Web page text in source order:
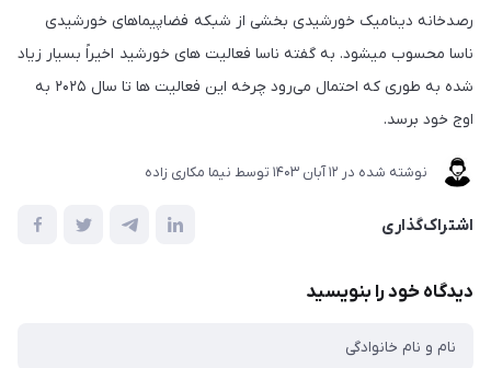
رصدخانه دینامیک خورشیدی بخشی از شبکه فضاپیماهای خورشیدی
ناسا محسوب میشود. به گفته ناسا فعالیت های خورشید اخیراً بسیار زیاد
شده به طوری که احتمال می‌رود چرخه این فعالیت ها تا سال ۲۰۲۵ به
اوج خود برسد.
نوشته شده در 12 آبان 1403 توسط نیما مکاری زاده
اشتراک‌گذاری
دیدگاه خود را بنویسید